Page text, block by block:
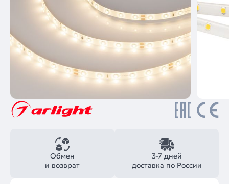
3-7 дней
доставка по России
Обмен
и возврат